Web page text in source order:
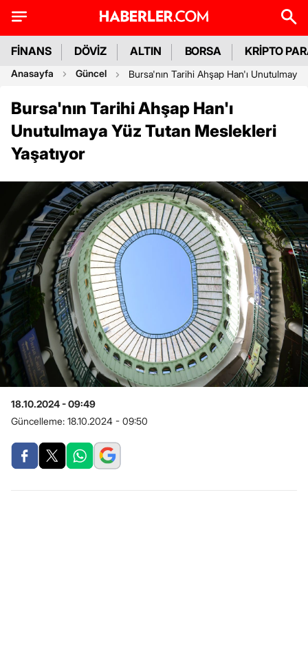
FİNANS DÖVİZ ALTIN BORSA KRİPTO
Anasayfa Güncel Bursa'nın Tarihi Ahşap Han'ı Unutulmaya
Bursa'nın Tarihi Ahşap Han'ı
Unutulmaya Yüz Tutan Meslekleri
Yaşatıyor
18.10.2024 - 09:49
Güncelleme: 18.10.2024 - 09:50